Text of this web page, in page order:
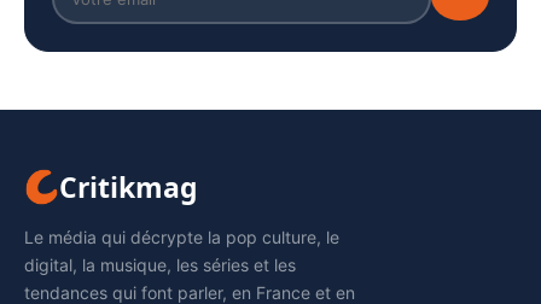
Critikmag
Le média qui décrypte la pop culture, le
digital, la musique, les séries et les
tendances qui font parler, en France et en